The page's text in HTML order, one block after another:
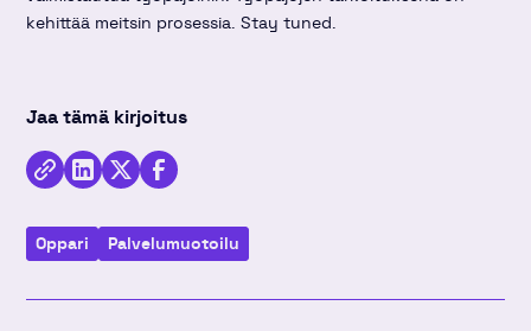
kehittää meitsin prosessia. Stay tuned.
Jaa tämä kirjoitus
KopioiJaa
Linkedinissä
Jaa
Twitterissä
Jaa
Facebookissa
Oppari Palvelu­muotoilu